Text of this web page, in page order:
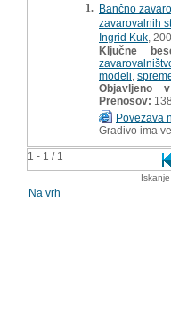
1 - 1 / 1
1. Bančno
zavarovalnih
Ingrid Kuk ,
Ključne
modeli
Objavljeno
Prenosov: 138
Povezava
Gradivo ima
Na vrh